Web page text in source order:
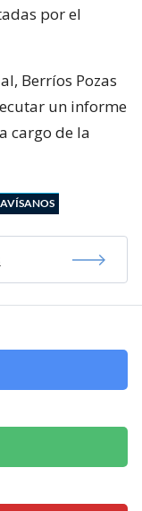
por el
Berríos Pozas
un informe
cargo de la
AVÍSANOS